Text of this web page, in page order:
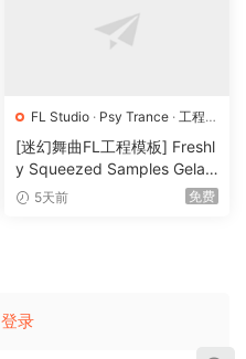
FL Studio · Psy Trance · 工程·
素材
采样
[迷幻舞曲FL工程模板] Freshl
y Squeezed Samples Gelar
di Template Essentials Vol.1
5天前 免费
登录